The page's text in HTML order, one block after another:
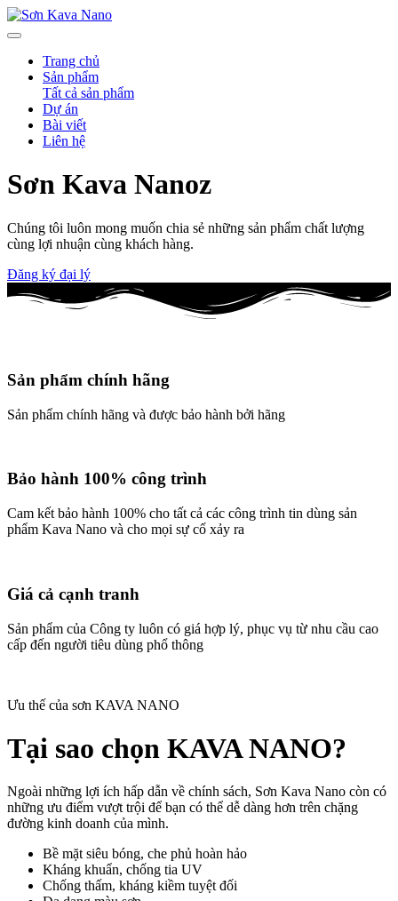
Trang chủ
Sản phẩm
Tất cả sản phẩm
Dự án
Bài viết
Liên hệ
Sơn Kava Nanoz
Chúng tôi luôn mong muốn chia sẻ những sản phẩm chất lượng
cùng lợi nhuận cùng khách hàng.
Đăng ký đại lý
Sản phẩm chính hãng
Sản phẩm chính hãng và được bảo hành bởi hãng
Bảo hành 100% công trình
Cam kết bảo hành 100% cho tất cả các công trình tin dùng sản
phẩm Kava Nano và cho mọi sự cố xảy ra
Giá cả cạnh tranh
Sản phẩm của Công ty luôn có giá hợp lý, phục vụ từ nhu cầu cao
cấp đến người tiêu dùng phổ thông
Ưu thế của sơn KAVA NANO
Tại sao chọn KAVA NANO?
Ngoài những lợi ích hấp dẫn về chính sách, Sơn Kava Nano còn có
những ưu điểm vượt trội để bạn có thể dễ dàng hơn trên chặng
đường kinh doanh của mình.
Bề mặt siêu bóng, che phủ hoàn hảo
Kháng khuẩn, chống tia UV
Chống thấm, kháng kiềm tuyệt đối